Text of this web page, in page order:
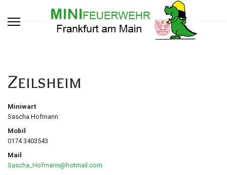
Zeilsheim
Miniwart
Sascha Hofmann
Mobil
0174 3403543
Mail
Sascha_Hofmann@hotmail.com